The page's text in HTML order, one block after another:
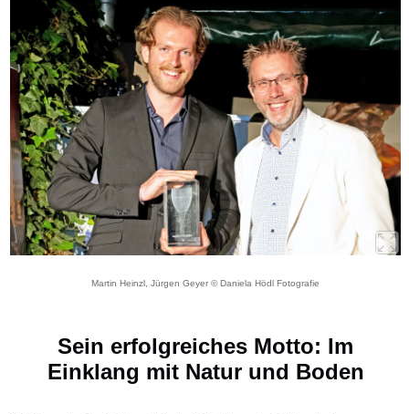
Martin Heinzl, Jürgen Geyer © Daniela Hödl Fotografie
Sein erfolgreiches Motto: Im
Einklang mit Natur und Boden